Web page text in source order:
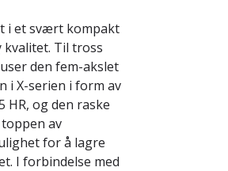
i et svært kompakt
kvalitet. Til tross
den fem-akslet
i X-serien i form av
HR, og den raske
av
for å lagre
I forbindelse med